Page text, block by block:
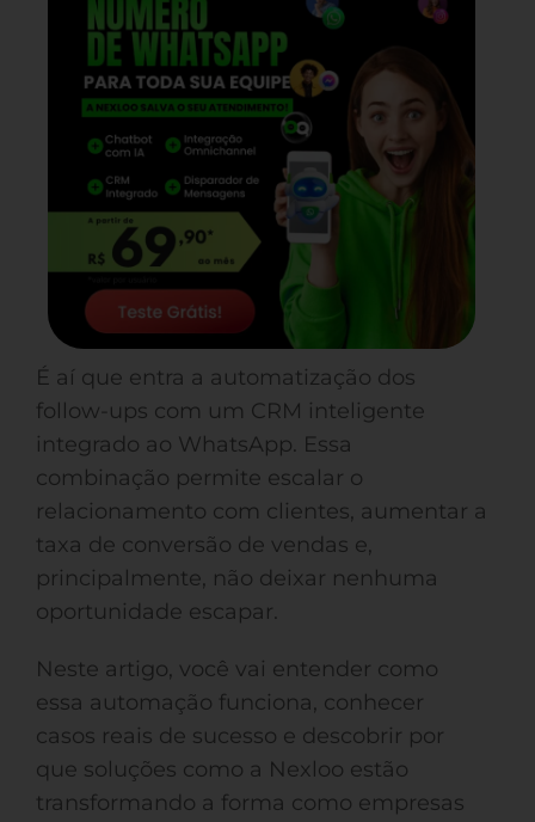
É aí que entra a automatização dos
follow-ups com um CRM inteligente
integrado ao WhatsApp. Essa
combinação permite escalar o
relacionamento com clientes, aumentar a
taxa de conversão de vendas e,
principalmente, não deixar nenhuma
oportunidade escapar.
Neste artigo, você vai entender como
essa automação funciona, conhecer
casos reais de sucesso e descobrir por
que soluções como a Nexloo estão
transformando a forma como empresas